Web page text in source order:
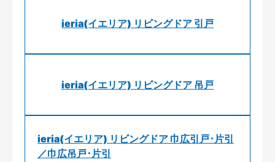
ieria(イエリア) リビングドア 引戸
ieria(イエリア) リビングドア 吊戸
ieria(イエリア) リビングドア 巾広引戸･片引
／巾広吊戸･片引